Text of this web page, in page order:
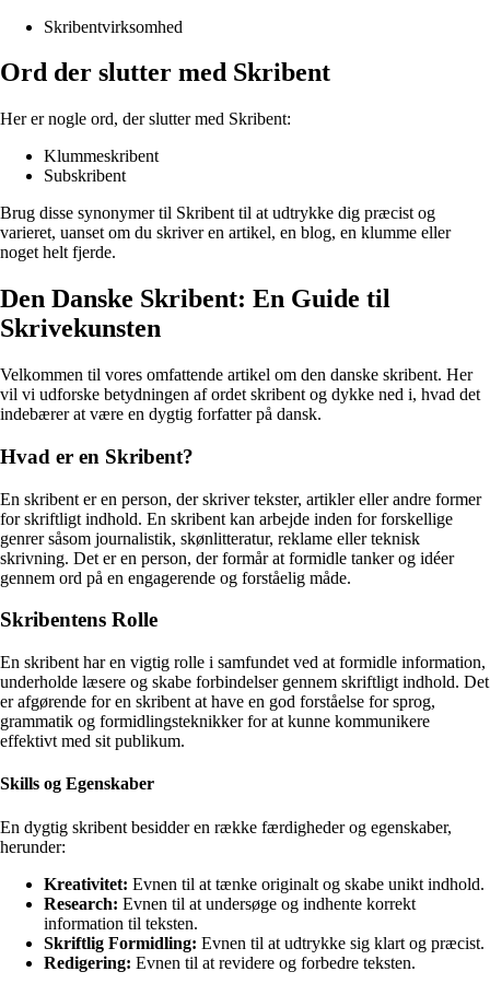
Skribentvirksomhed
Ord der slutter med Skribent
Her er nogle ord, der slutter med Skribent:
Klummeskribent
Subskribent
Brug disse synonymer til Skribent til at udtrykke dig præcist og
varieret, uanset om du skriver en artikel, en blog, en klumme eller
noget helt fjerde.
Den Danske Skribent: En Guide til
Skrivekunsten
Velkommen til vores omfattende artikel om den danske skribent. Her
vil vi udforske betydningen af ordet skribent og dykke ned i, hvad det
indebærer at være en dygtig forfatter på dansk.
Hvad er en Skribent?
En skribent er en person, der skriver tekster, artikler eller andre former
for skriftligt indhold. En skribent kan arbejde inden for forskellige
genrer såsom journalistik, skønlitteratur, reklame eller teknisk
skrivning. Det er en person, der formår at formidle tanker og idéer
gennem ord på en engagerende og forståelig måde.
Skribentens Rolle
En skribent har en vigtig rolle i samfundet ved at formidle information,
underholde læsere og skabe forbindelser gennem skriftligt indhold. Det
er afgørende for en skribent at have en god forståelse for sprog,
grammatik og formidlingsteknikker for at kunne kommunikere
effektivt med sit publikum.
Skills og Egenskaber
En dygtig skribent besidder en række færdigheder og egenskaber,
herunder:
Kreativitet: Evnen til at tænke originalt og skabe unikt indhold.
Research: Evnen til at undersøge og indhente korrekt
information til teksten.
Skriftlig Formidling: Evnen til at udtrykke sig klart og præcist.
Redigering: Evnen til at revidere og forbedre teksten.